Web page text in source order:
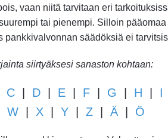
vaan niitä tarvitaan eri
tai pienempi. Silloin
pankkivalvonnan säädöksiä ei
siirtyäksesi sanaston kohtaan:
C D E F G H I
W X Y Z Ä Ö